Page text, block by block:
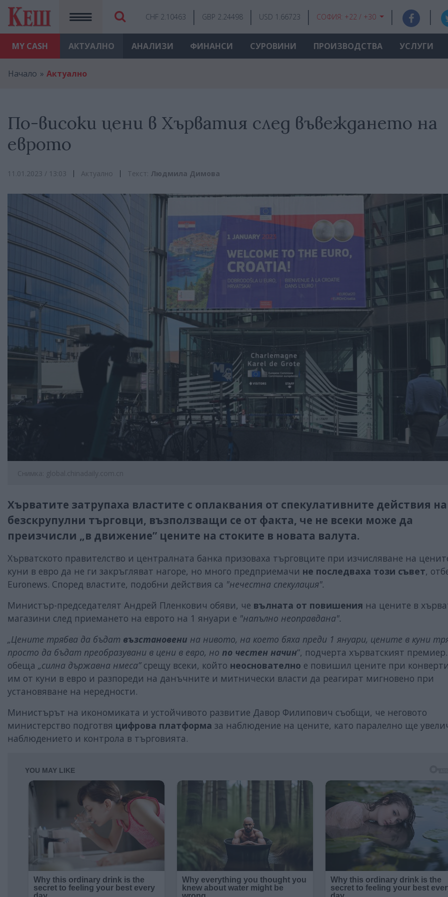
MY CASH
CHF 2.10463 GBP 2.24498 USD 1.66723 СОФИЯ: +22 / +30
АКТУАЛНО АНАЛИЗИ ФИНАНСИ СУРОВИНИ ПРОИЗВОДСТВА УСЛУГИ
Начало Актуално
По-високи цени в Хърватия след въвеждането на
еврото
11.01.2023 / 13:03 Актуално Текст: Людмила Димова
Снимка: global.chinadaily.com.cn
Хърватите затрупаха властите с оплаквания от спекулативните действия на
безскрупулни търговци, възползващи се от факта, че не всеки може да
преизчисли „в движение” цените на стоките в новата валута.
Хърватското правителство и централната банка призоваха търговците при изчисляване на
куни в евро да не ги закръгляват нагоре, но много предприемачи не последваха този съвет,
Euronews. Според властите, подобни действия са "нечестна спекулация".
Министър-председателят Андрей Пленкович обяви, че вълната от повишения на цените в
магазини след приемането на еврото на 1 януари е "напълно неоправдана".
„Цените трябва да бъдат възстановени на нивото, на което бяха преди 1 януари, цените в куни
просто да бъдат преобразувани в цени в евро, но по честен начин“, подчерта хърватският
обеща „силна държавна нмеса” срещу всеки, който неоснователно е повишил цените при
им от куни в евро и разпореди на данъчните и митнически власти да реагират мигновено при
установяване на нередности.
Министърът на икономиката и устойчивото развитие Давор Филипович съобщи, че неговото
министерство подготвя цифрова платформа за наблюдение на цените, като паралелно ще
наблюдението и контрола в търговията.